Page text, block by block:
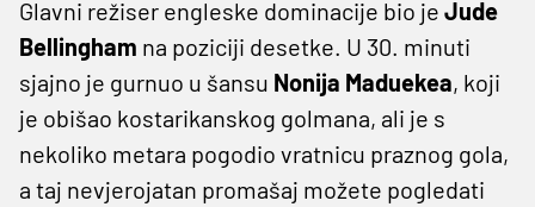
Glavni režiser engleske dominacije bio je Jude
Bellingham na poziciji desetke. U 30. minuti
sjajno je gurnuo u šansu Nonija Maduekea, koji
je obišao kostarikanskog golmana, ali je s
nekoliko metara pogodio vratnicu praznog gola,
a taj nevjerojatan promašaj možete pogledati